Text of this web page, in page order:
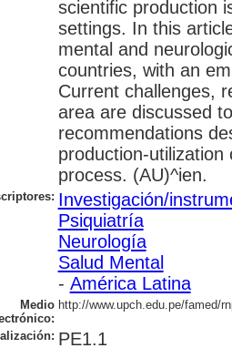
scientific production
settings. In this
mental and
countries, with an
Current challenges,
area are discussed
recommendations
production-
process. (AU)^ien.
Investigación/
Psiquiatría
Neurología
Salud Mental
- América Latina
Medio http://www.upch.edu.pe/famed/
PE1.1